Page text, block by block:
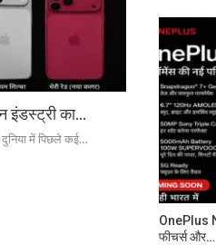
इंडस्ट्री का…
में पिछले कई…
OnePlus
फीचर्स और…